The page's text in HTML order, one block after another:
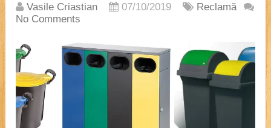
Vasile Criastian 07/10/2019
Reclamă
No Comments